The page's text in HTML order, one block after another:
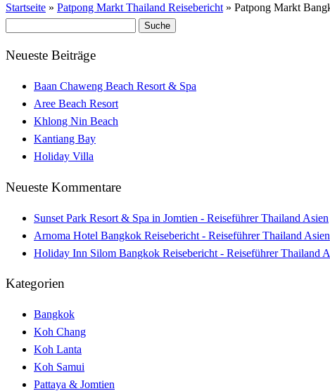
Startseite » Patpong Markt Thailand Reisebericht » Patpong Markt
Neueste Beiträge
Baan Chaweng Beach Resort & Spa
Aree Beach Resort
Khlong Nin Beach
Kantiang Bay
Holiday Villa
Neueste Kommentare
Sunset Park Resort & Spa in Jomtien - Reiseführer Thailand Asien
Arnoma Hotel Bangkok Reisebericht - Reiseführer Thailand Asien
Holiday Inn Silom Bangkok Reisebericht - Reiseführer Thailand
Kategorien
Bangkok
Koh Chang
Koh Lanta
Koh Samui
Pattaya & Jomtien